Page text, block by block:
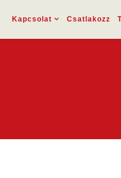
Kapcsolat Csatlakozz